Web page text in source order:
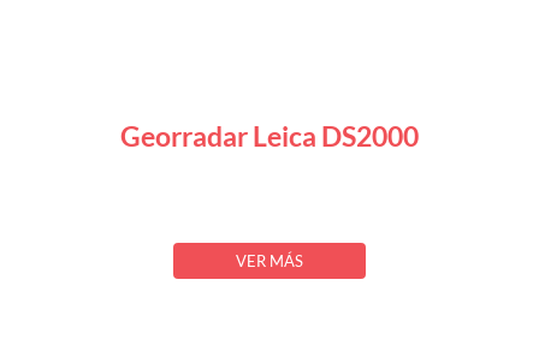
Georradar Leica DS2000
VER MÁS